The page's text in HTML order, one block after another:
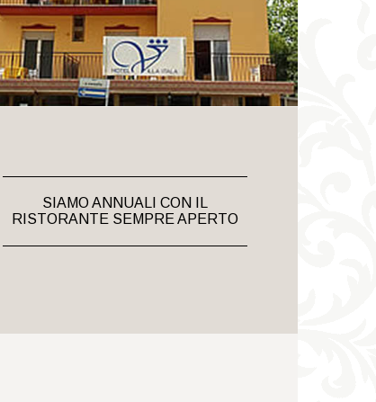
SIAMO ANNUALI CON IL
RISTORANTE SEMPRE APERTO